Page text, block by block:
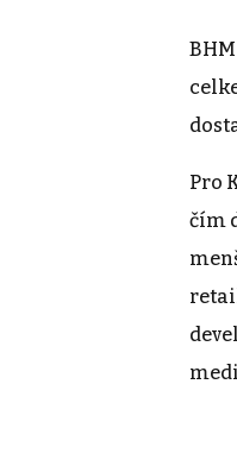
Pro
čím